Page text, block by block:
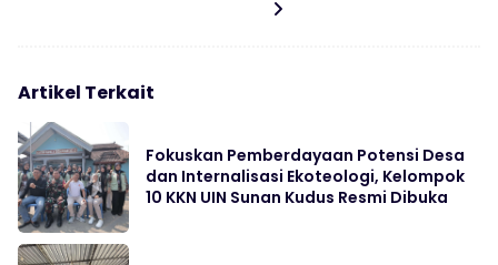
Artikel Terkait
Fokuskan Pemberdayaan Potensi Desa
dan Internalisasi Ekoteologi, Kelompok
10 KKN UIN Sunan Kudus Resmi Dibuka